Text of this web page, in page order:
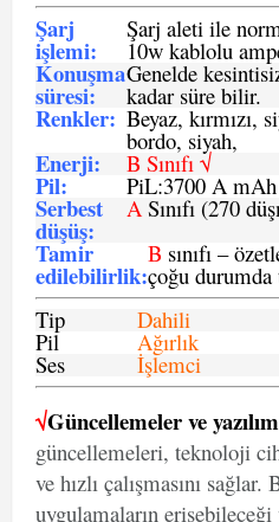
Şarj
işlemi:
Şarj aleti ile
10w kablolu
Konuşma
süresi:
Genelde
kadar süre bilir.
Renkler: Beyaz, kırmızı,
bordo, siyah,
Enerji: B Sınıfı √
Pil: PiL:3700 A mAh
Serbest
düşüş:
ASınıfı (270
Tamir
edilebilirlik:
B sınıfı –
çoğu
Tip
Dahili
Pil Ağırlık
Ses İşlemci
√Güncellemeler ve
güncellemeleri, teknoloji
ve hızlı çalışmasını sağlar.
uygulamaların